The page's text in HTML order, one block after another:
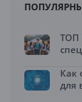
ТОП
Как
для